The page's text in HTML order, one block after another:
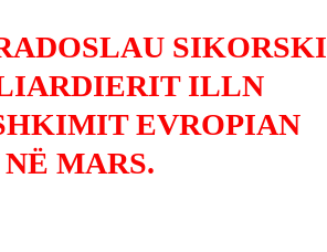
SIKORSKI
ILLN
EVROPIAN
MARS.